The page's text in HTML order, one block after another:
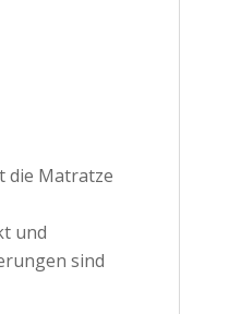
die Matratze
und
sind